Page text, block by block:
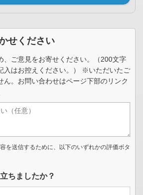
せください
、ご意見をお寄せください。（200文字
入はお控えください。） ※いただいたご
ん。お問い合わせはページ下部のリンク
を送信するために、以下のいずれかの評価ボタ
ちましたか？